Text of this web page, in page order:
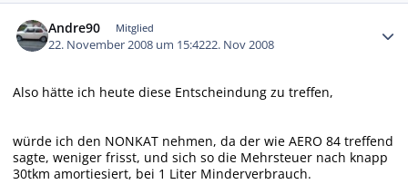
Andre90 Mitglied
22. November 2008 um 15:4222. Nov 2008
Also hätte ich heute diese Entscheindung zu treffen,
würde ich den NONKAT nehmen, da der wie AERO 84 treffend
sagte, weniger frisst, und sich so die Mehrsteuer nach knapp
30tkm amortiesiert, bei 1 Liter Minderverbrauch.